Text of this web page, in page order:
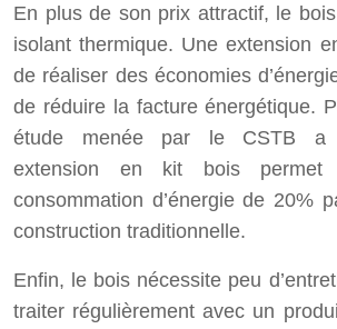
En plus de son prix attractif, le
isolant thermique. Une extension
de réaliser des économies
de réduire la facture énergétique.
étude menée par le CSTB a
extension en kit bois
consommation d’énergie de 20%
construction traditionnelle.
Enfin, le bois nécessite peu
traiter régulièrement avec un